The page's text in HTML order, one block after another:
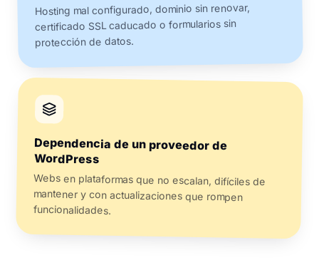
Hosting mal configurado, dominio sin renovar,
certificado SSL caducado o formularios sin
protección de datos.
Dependencia de un proveedor de
WordPress
Webs en plataformas que no escalan, difíciles de
mantener y con actualizaciones que rompen
funcionalidades.